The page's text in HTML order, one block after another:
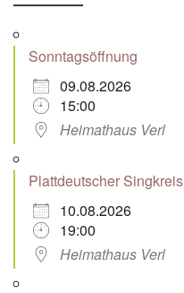
Sonntagsöffnung
09.08.2026
15:00
Heimathaus Verl
Plattdeutscher Singkreis
10.08.2026
19:00
Heimathaus Verl